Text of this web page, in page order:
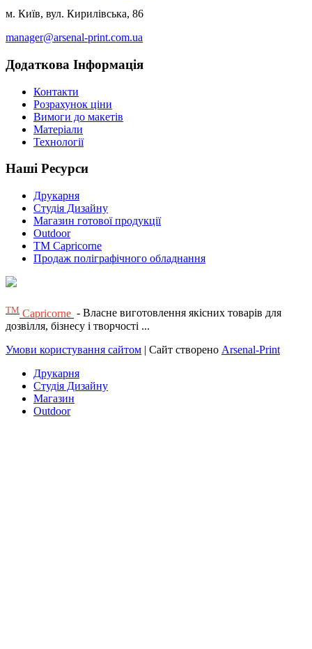
м. Київ, вул. Кирилівська, 86
manager@arsenal-print.com.ua
Додаткова Інформація
Контакти
Розрахунок ціни
Вимоги до макетів
Матеріали
Технології
Наші Ресурси
Друкарня
Студія Дизайну
Магазин готової продукції
Outdoor
TM Capricorne
Продаж поліграфічного обладнання
ТМ Capricorne - Власне виготовлення якісних товарів для
дозвілля, бізнесу і творчості ...
Умови користування сайтом | Сайт створено Arsenal-Print
Друкарня
Студія Дизайну
Магазин
Outdoor